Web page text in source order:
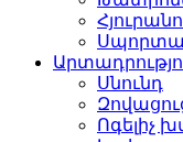
Սնունդ­
Ոգելիչ